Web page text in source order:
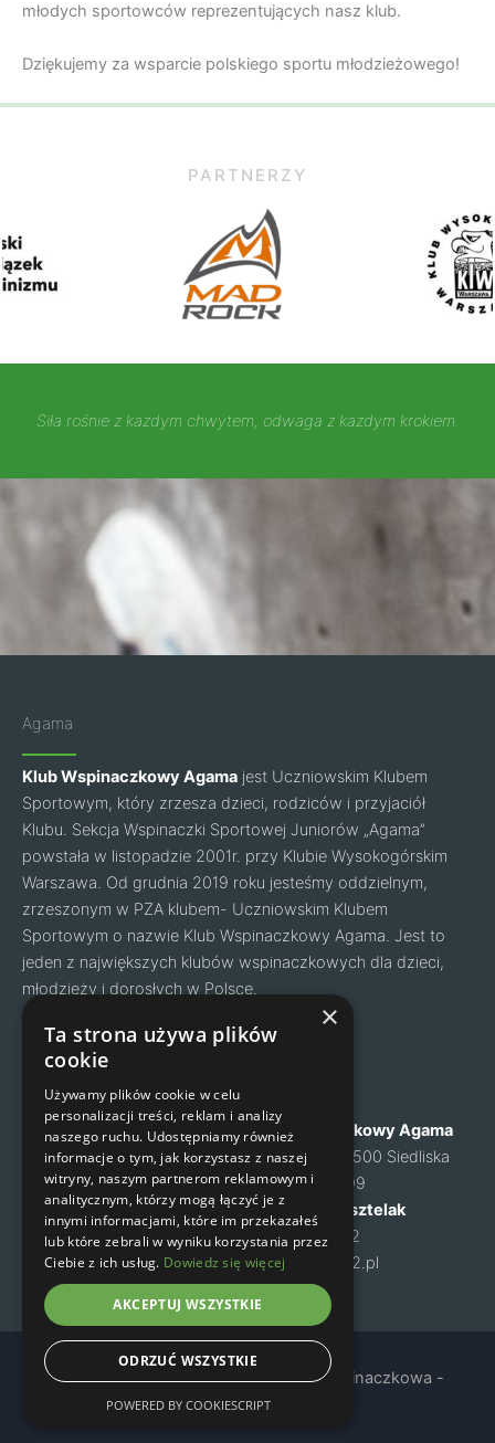
młodych sportowców reprezentujących nasz klub.
Dziękujemy za wsparcie polskiego sportu młodzieżowego!
PARTNERZY
Siła rośnie z każdym chwytem, odwaga z każdym krokiem.
Agama
Klub Wspinaczkowy Agama jest Uczniowskim Klubem
Sportowym, który zrzesza dzieci, rodziców i przyjaciół
Klubu. Sekcja Wspinaczki Sportowej Juniorów „Agama”
powstała w listopadzie 2001r. przy Klubie Wysokogórskim
Warszawa. Od grudnia 2019 roku jesteśmy oddzielnym,
zrzeszonym w PZA klubem- Uczniowskim Klubem
Sportowym o nazwie Klub Wspinaczkowy Agama. Jest to
jeden z największych klubów wspinaczkowych dla dzieci,
młodzieży i dorosłych w Polsce.
Facebook
Instagram
O nas
Cennik
Zapisy na zajęcia
Kontakt
Regulamin
Polityka prywatności
Klub Wspinaczkowy Agama
ul. Mysia 6, 05-500 Siedliska
NIP: 1231460699
Małgorzata Kusztelak
tel. 502 637 072
m-kusztelak@o2.pl
Copyright © 2024 Agama - Sekcja Wspinaczkowa -
Warszawa
×
Ta strona używa plików
cookie
Używamy plików cookie w celu
personalizacji treści, reklam i analizy
naszego ruchu. Udostępniamy również
informacje o tym, jak korzystasz z naszej
witryny, naszym partnerom reklamowym i
analitycznym, którzy mogą łączyć je z
innymi informacjami, które im przekazałeś
lub które zebrali w wyniku korzystania przez
Ciebie z ich usług. Dowiedz się więcej
AKCEPTUJ WSZYSTKIE
ODRZUĆ WSZYSTKIE
POWERED BY COOKIESCRIPT